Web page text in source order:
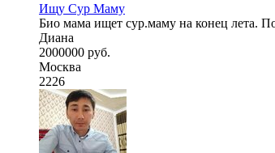
Ищу Сур Маму
Био мама ищет сур.маму на конец лета.
Диана
2000000 руб.
Москва
2226